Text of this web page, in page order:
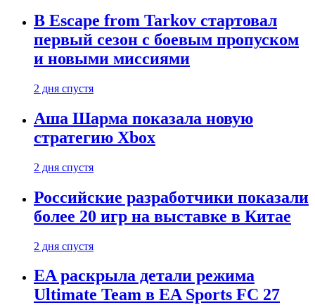
В Escape from Tarkov стартовал
первый сезон с боевым пропуском
и новыми миссиями
2 дня спустя
Аша Шарма показала новую
стратегию Xbox
2 дня спустя
Российские разработчики показали
более 20 игр на выставке в Китае
2 дня спустя
EA раскрыла детали режима
Ultimate Team в EA Sports FC 27